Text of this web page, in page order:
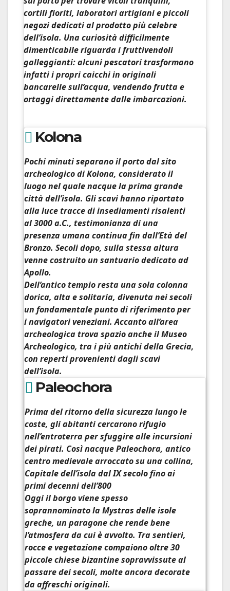
cortili fioriti, laboratori artigiani e piccoli
negozi dedicati al prodotto più celebre
dell’isola. Una curiosità difficilmente
dimenticabile riguarda ifruttivendoli
galleggianti:alcuni pescatori trasformano
infatti i propri caicchi in originali
bancarelle sull’acqua, vendendo frutta e
ortaggi direttamente dalle imbarcazioni.
Kolona
Pochi minuti separano il porto dalsito
archeologico di Kolona, considerato il
luogo nel quale nacque la prima grande
città dell’isola. Gli scavi hanno riportato
alla luce tracce di insediamenti risalenti
al 3000 a.C., testimonianza di una
presenza umana continua fin dall’Età del
Bronzo. Secoli dopo, sulla stessa altura
venne costruito un santuario dedicato ad
Apollo.
Dell’antico tempio resta una sola colonna
dorica, alta e solitaria, divenuta nei secoli
un fondamentale punto di riferimento per
i navigatori veneziani. Accanto all’area
archeologica trova spazio anche ilMuseo
Archeologico, tra i più antichi della Grecia,
con reperti provenienti dagli scavi
dell’isola.
Paleochora
Prima del ritorno della sicurezza lungo le
coste, gli abitanti cercarono rifugio
nell’entroterra per sfuggire alle incursioni
dei pirati. Così nacquePaleochora, antico
centro medievale arroccato su una collina,
Capitale dell’isola dal IX secolo fino ai
primi decenni dell’800
Oggi il borgo viene spesso
soprannominato laMystras delle isole
greche, un paragone che rende bene
l’atmosfera da cui è avvolto. Tra sentieri,
rocce e vegetazione compaiono oltre 30
piccole chiese bizantine sopravvissute al
passare dei secoli, molte ancora decorate
da affreschi originali.